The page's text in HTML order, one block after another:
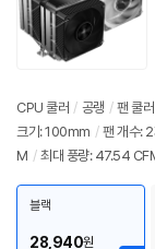
CPU 쿨러 / 공랭 / 팬 쿨러
크기: 100mm / 팬 개수: 2
M / 최대 풍량: 47.54
블랙
28,940원